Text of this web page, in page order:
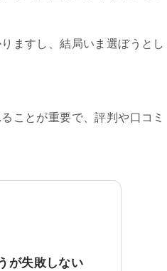
ますし、結局いま選ぼうとし
ことが重要で、評判や口コミ
が失敗しない